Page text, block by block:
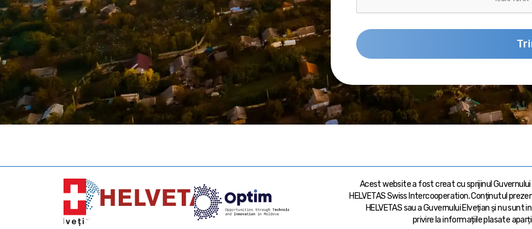
Acest website a fost creat cu sprijinul
HELVETAS Swiss Intercooperation. Conținutul
HELVETAS sau a Guvernului Elvețian și nu
privire la informațiile plasate